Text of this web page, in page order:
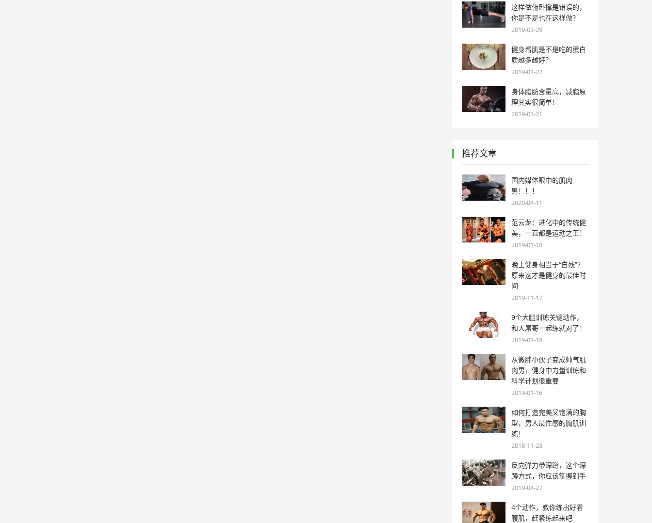
这样做俯卧撑是错误的，
你是不是也在这样做？
2019-03-29
健身增肌是不是吃的蛋白
质越多越好？
2019-01-22
身体脂肪含量高，减脂原
理其实很简单！
2019-01-21
推荐文章
国内媒体眼中的肌肉
男！！！
2020-04-11
范云龙：进化中的传统健
美，一直都是运动之王！
2019-01-18
晚上健身相当于“自残”？
原来这才是健身的最佳时
间
2019-11-17
9个大腿训练关键动作，
和大屌哥一起练就对了！
2019-01-18
从微胖小伙子变成帅气肌
肉男，健身中力量训练和
科学计划很重要
2019-01-16
如何打造完美又饱满的胸
型，男人最性感的胸肌训
练！
2018-11-23
反向弹力带深蹲，这个深
蹲方式，你应该掌握到手
2019-04-27
4个动作，教你练出好看
腹肌，赶紧练起来吧